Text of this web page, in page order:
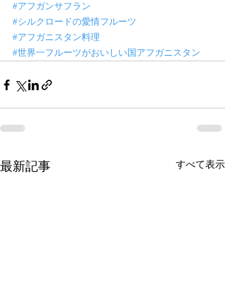
#アフガンサフラン
#シルクロードの愛情フルーツ
#アフガニスタン料理
#世界一フルーツがおいしい国アフガニスタン
最新記事 すべて表示